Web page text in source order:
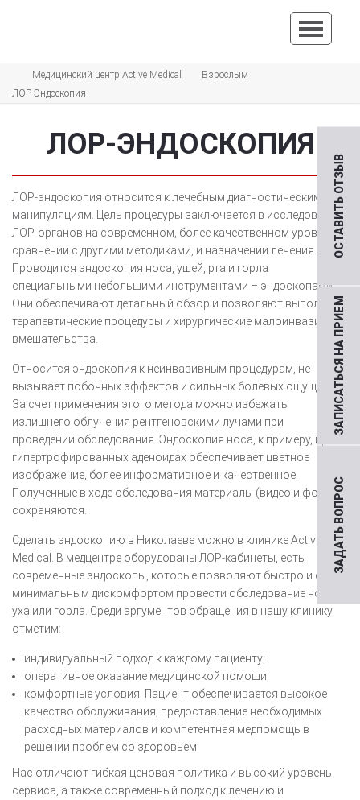
ЗАДАТЬ ВОПРОС
ЗАПИСАТЬСЯ НА ПРИЕМ
ОСТАВИТЬ ОТЗЫВ
Медицинский центр Active Medical
Взрослым
ЛОР-Эндоскопия
ЛОР-ЭНДОСКОПИЯ
ЛОР-эндоскопия относится к лечебным диагностическим
манипуляциям. Цель процедуры заключается в исследование
ЛОР-органов на современном, более качественном уровне в
сравнении с другими методиками, и назначении лечения.
Проводится эндоскопия носа, ушей, рта и горла
специальными небольшими инструментами – эндоскопами.
Они обеспечивают детальный обзор и позволяют выполнять
терапевтические процедуры и хирургические малоинвазивные
вмешательства.
Относится эндоскопия к неинвазивным процедурам, не
вызывает побочных эффектов и сильных болевых ощущений.
За счет применения этого метода можно избежать
излишнего облучения рентгеновскими лучами при
проведении обследования. Эндоскопия носа, к примеру, при
гипертрофированных аденоидах обеспечивает цветное
изображение, более информативное и качественное.
Полученные в ходе обследования материалы (видео и фото)
сохраняются.
Сделать эндоскопию в Николаеве можно в клинике Active-
Medical. В медцентре оборудованы ЛОР-кабинеты, есть
современные эндоскопы, которые позволяют быстро и с
минимальным дискомфортом провести обследование носа,
уха или горла. Среди аргументов обращения в нашу клинику
отметим:
индивидуальный подход к каждому пациенту;
оперативное оказание медицинской помощи;
комфортные условия. Пациент обеспечивается высокое
качество обслуживания, предоставление необходимых
расходных материалов и компетентная медпомощь в
решении проблем со здоровьем.
Нас отличают гибкая ценовая политика и высокий уровень
сервиса, а также современный подход к лечению и